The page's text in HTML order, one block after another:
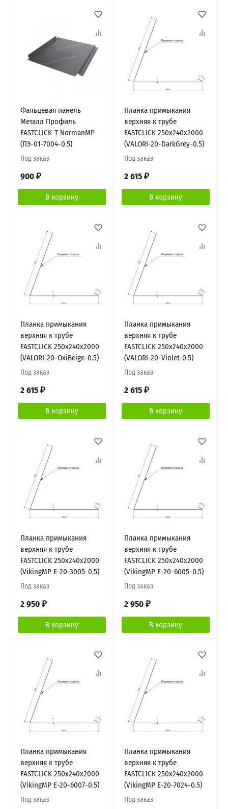
Фальцевая панель
Металл Профиль
FASTCLICK-Т NormanMP
(ПЭ-01-7004-0.5)
Под заказ
900 ₽
В корзину
Планка примыкания
верхняя к трубе
FASTCLICK 250х240х2000
(VALORI-20-DarkGrey-0.5)
Под заказ
2 615 ₽
В корзину
Планка примыкания
верхняя к трубе
FASTCLICK 250х240х2000
(VALORI-20-OxiBеige-0.5)
Под заказ
2 615 ₽
В корзину
Планка примыкания
верхняя к трубе
FASTCLICK 250х240х2000
(VALORI-20-Violet-0.5)
Под заказ
2 615 ₽
В корзину
Планка примыкания
верхняя к трубе
FASTCLICK 250х240х2000
(VikingMP E-20-3005-0.5)
Под заказ
2 950 ₽
В корзину
Планка примыкания
верхняя к трубе
FASTCLICK 250х240х2000
(VikingMP E-20-6005-0.5)
Под заказ
2 950 ₽
В корзину
Планка примыкания
верхняя к трубе
FASTCLICK 250х240х2000
(VikingMP E-20-6007-0.5)
Под заказ
Планка примыкания
верхняя к трубе
FASTCLICK 250х240х2000
(VikingMP E-20-7024-0.5)
Под заказ